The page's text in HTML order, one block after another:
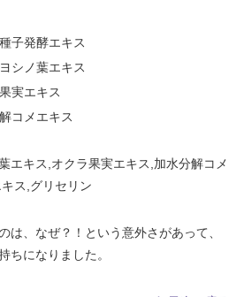
子発酵エキス
シノ葉エキス
実エキス
メエキス
エキス,オクラ果実エキス,加水分解コメ
ス,グリセリン
は、なぜ？！という意外さがあって、
ちになりました。